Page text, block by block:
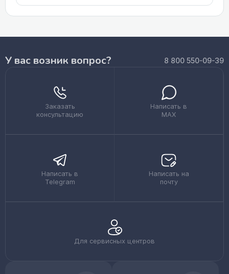
У вас возник вопрос? 8 800 550-09-39
Заказать
консультацию
Написать в
MAX
Написать в
Telegram
Написать на
почту
Для сервисных центров